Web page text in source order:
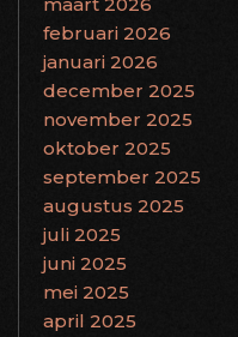
februari 2026
januari 2026
december 2025
november 2025
oktober 2025
september 2025
augustus 2025
juli 2025
juni 2025
mei 2025
april 2025